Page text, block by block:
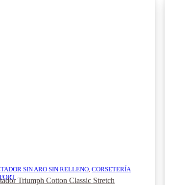
SIN ARO SIN RELLENO CORSETERÍA
Triumph Cotton Classic Stretch